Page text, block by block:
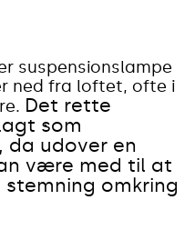
suspensionslampe
ned fra loftet, ofte i
Det rette
som
da udover en
være med til at
omkring